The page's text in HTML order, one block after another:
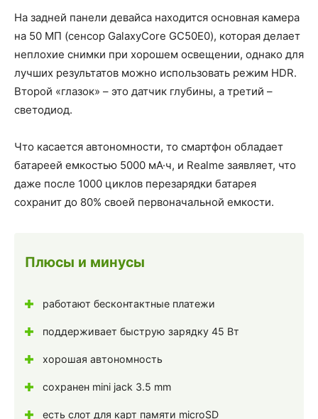
На задней панели девайса находится основная камера
на 50 МП (сенсор GalaxyCore GC50E0), которая делает
неплохие снимки при хорошем освещении, однако для
лучших результатов можно использовать режим HDR.
Второй «глазок» – это датчик глубины, а третий –
светодиод.
Что касается автономности, то смартфон обладает
батареей емкостью 5000 мА·ч, и Realme заявляет, что
даже после 1000 циклов перезарядки батарея
сохранит до 80% своей первоначальной емкости.
Плюсы и минусы
работают бесконтактные платежи
поддерживает быструю зарядку 45 Вт
хорошая автономность
сохранен mini jack 3.5 mm
есть слот для карт памяти microSD